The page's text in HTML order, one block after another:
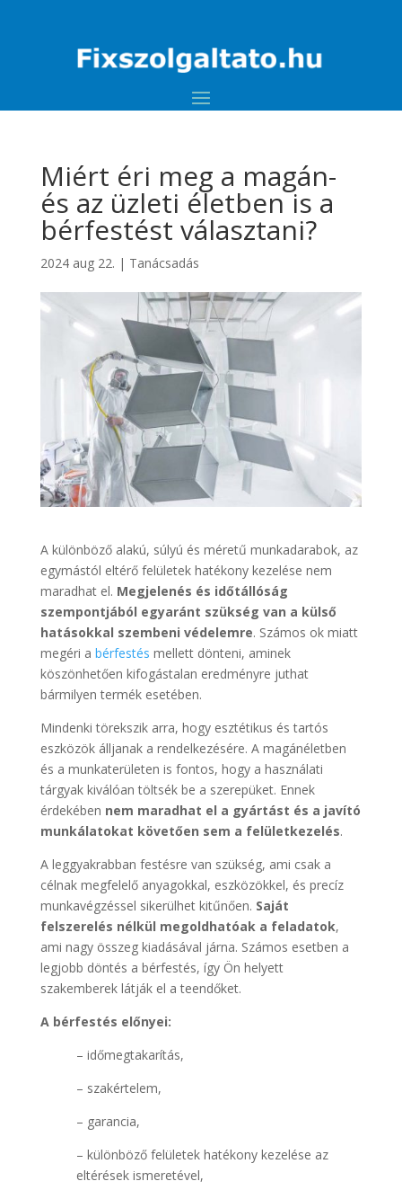
Miért éri meg a magán-
és az üzleti életben is a
bérfestést választani?
2024 aug 22. | Tanácsadás
A különböző alakú, súlyú és méretű munkadarabok, az
egymástól eltérő felületek hatékony kezelése nem
maradhat el. Megjelenés és időtállóság
szempontjából egyaránt szükség van a külső
hatásokkal szembeni védelemre. Számos ok miatt
megéri a bérfestés mellett dönteni, aminek
köszönhetően kifogástalan eredményre juthat
bármilyen termék esetében.
Mindenki törekszik arra, hogy esztétikus és tartós
eszközök álljanak a rendelkezésére. A magánéletben
és a munkaterületen is fontos, hogy a használati
tárgyak kiválóan töltsék be a szerepüket. Ennek
érdekében nem maradhat el a gyártást és a javító
munkálatokat követően sem a felületkezelés.
A leggyakrabban festésre van szükség, ami csak a
célnak megfelelő anyagokkal, eszközökkel, és precíz
munkavégzéssel sikerülhet kitűnően. Saját
felszerelés nélkül megoldhatóak a feladatok,
ami nagy összeg kiadásával járna. Számos esetben a
legjobb döntés a bérfestés, így Ön helyett
szakemberek látják el a teendőket.
A bérfestés előnyei:
– időmegtakarítás,
– szakértelem,
– garancia,
– különböző felületek hatékony kezelése az
eltérések ismeretével,